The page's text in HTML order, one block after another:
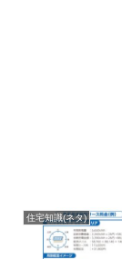
住宅知識(ネタ)